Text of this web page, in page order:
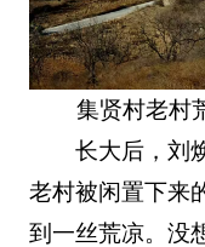
集贤村老村
长大后，刘
老村被闲置下来
到一丝荒凉。没